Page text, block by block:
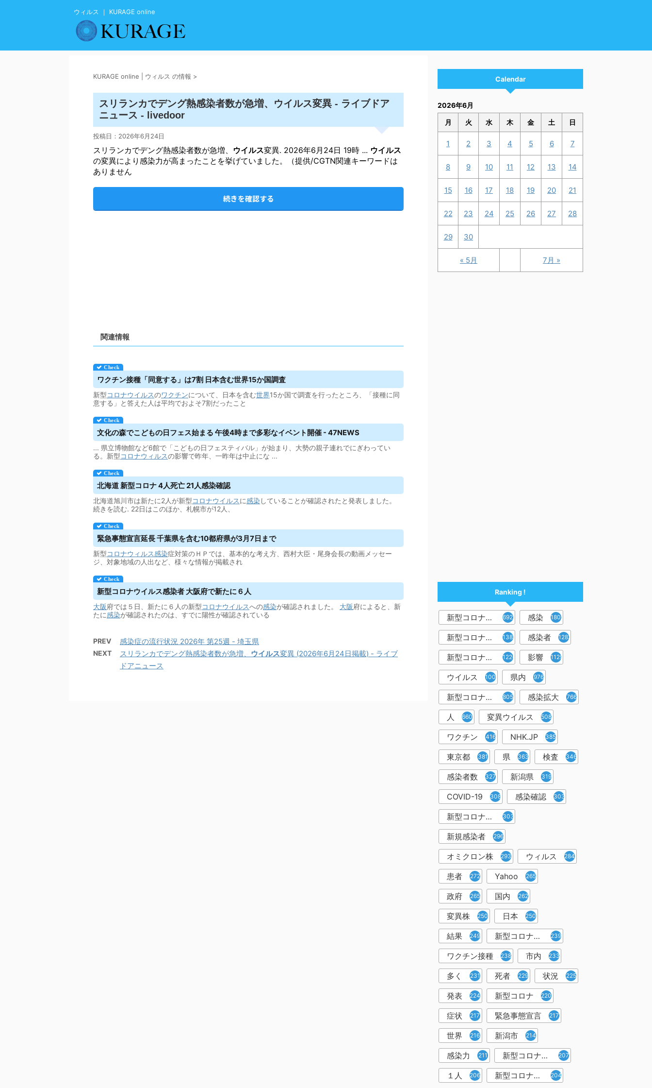
ウィルス ｜ KURAGE online
KURAGE online | ウィルス の情報 >
スリランカでデング熱感染者数が急増、 ウイルス変異 - ライブドア
ニュース - livedoor
投稿日： 2026年6月24日
スリランカでデング熱感染者数が急増、 ウイルス変異. 2026年6月24日 19時 ... ウイルス
の変異により感染力が高まったことを挙げていました。（提供/CGTN関連キーワードは
ありません
続きを確認する
関連情報
ワクチン接種「同意する」は7割 日本含む世界15か国調査
新型コロナウイルスのワクチンについて、日本を含む世界15か国で調査を行ったところ、「接種に同
意する」と答えた人は平均でおよそ7割だったこと
文化の森でこどもの日フェス始まる 午後4時まで多彩なイベント開催 - 47NEWS
... 県立博物館など6館で「こどもの日フェスティバル」が始まり、大勢の親子連れでにぎわってい
る。新型コロナウィルスの影響で昨年、一昨年は中止にな ...
北海道 新型コロナ 4人死亡 21人感染確認
北海道旭川市は新たに2人が新型コロナウイルスに感染 していることが確認されたと発表しました。
続きを読む. 22日はこのほか、札幌市が12人、
緊急事態宣言延長 千葉県を含む10都府県が3月7日まで
新型コロナウィルス感染症対策のＨＰでは、基本的な考え方、西村大臣・尾身会長の動画メッセー
ジ、対象地域の人出など、様々な情報が掲載され
新型コロナウイルス感染者 大阪府で新たに６人
大阪府では５日、新たに６人の新型コロナウイルスへの感染が確認されました。 大阪府によると、新
たに感染が確認されたのは、すでに陽性が確認されている
PREV 感染症の流行状況 2026年 第25週 - 埼玉県
NEXT スリランカでデング熱感染者数が急増、 ウイルス変異 (2026年6月24日掲載) - ライブ
ドアニュース
Calendar
2026年6月
月 火 水 木 金 土 日
« 5月 7月 »
1 2 3 4 5 6 7
8 9 10 11 12 13 14
15 16 17 18 19 20 21
22 23 24 25 26 27 28
29 30
Ranking !
新型コロナウイルス 6921 感染 1809
新型コロナウィルス 1382 感染者 1283
新型コロナウイルス感染症 1226 影響 1129
ウイルス 1001 県内 976
新型コロナウイルス感染 805 感染拡大 766
人 660 変異ウイルス 508
ワクチン 416 NHK.JP 385
東京都 381 県 363 検査 346
感染者数 327 新潟県 319
COVID-19 308 感染確認 303
新型コロナウィルス感染症 303
新規感染者 296
オミクロン株 293 ウィルス 284
患者 272 Yahoo 265
政府 265 国内 262
変異株 250 日本 250
結果 249 新型コロナウイルスワクチン 239
ワクチン接種 238 市内 233
多く 231 死者 229 状況 225
発表 224 新型コロナ 220
症状 217 緊急事態宣言 217
世界 216 新潟市 214
感染力 211 新型コロナウイルス感染者 207
１人 206 新型コロナウイルス対策 204